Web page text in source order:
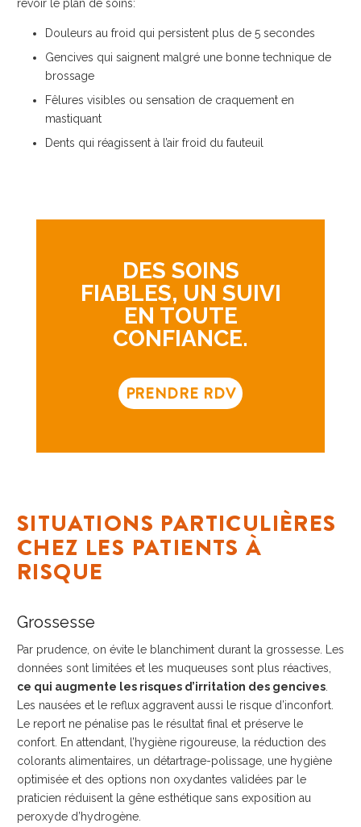
revoir le plan de soins:
Douleurs au froid qui persistent plus de 5 secondes
Gencives qui saignent malgré une bonne technique de
brossage
Fêlures visibles ou sensation de craquement en
mastiquant
Dents qui réagissent à l’air froid du fauteuil
DES SOINS
FIABLES, UN SUIVI
EN TOUTE
CONFIANCE.
PRENDRE RDV
SITUATIONS PARTICULIÈRES
CHEZ LES PATIENTS À
RISQUE
Grossesse
Par prudence, on évite le blanchiment durant la grossesse. Les
données sont limitées et les muqueuses sont plus réactives,
ce qui augmente les risques d’irritation des gencives
Les nausées et le reflux aggravent aussi le risque d’inconfort.
Le report ne pénalise pas le résultat final et préserve le
confort. En attendant, l’hygiène rigoureuse, la réduction des
colorants alimentaires, un détartrage-polissage, une hygiène
optimisée et des options non oxydantes validées par le
praticien réduisent la gêne esthétique sans exposition au
peroxyde d’hydrogène.